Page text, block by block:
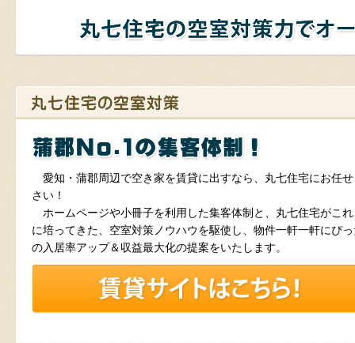
愛知・蒲郡周辺で空き家を賃貸に出すなら、丸七住宅にお任
さい！
ホームページや小冊子を利用した集客体制と、丸七住宅がこ
に培ってきた、空室対策ノウハウを駆使し、物件一軒一軒にぴ
の入居率アップ＆収益最大化の提案をいたします。